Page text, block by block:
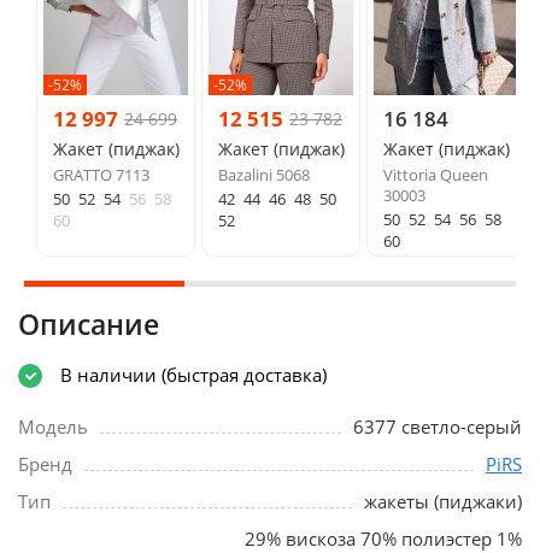
-52%
12 997 24 699
Жакет (пиджак)
GRATTO 7113
50 52 54 56 58
60
-52%
12 515 23 782
Жакет (пиджак)
Bazalini 5068
42 44 46 48 50
52
16 184
Жакет (пиджак)
Vittoria Queen
30003
50 52 54 56 58
60
Описание
В наличии (быстрая доставка)
Модель
6377 светло-серый
Бренд
PiRS
Тип
жакеты (пиджаки)
29% вискоза 70% полиэстер 1%